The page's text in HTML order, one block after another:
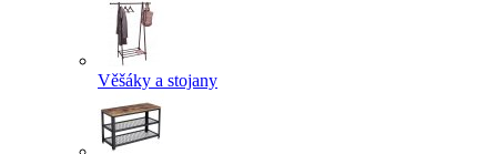
Věšáky a stojany